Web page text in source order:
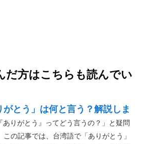
だ方はこちらも読んでい
がとう」は何と言う？解説しま
ありがとう』ってどう言うの？」と疑問
の記事では、台湾語で「ありがとう」